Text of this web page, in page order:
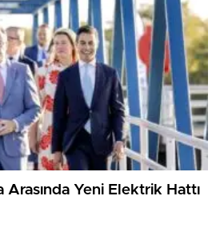
Yeni Elektrik Hattı